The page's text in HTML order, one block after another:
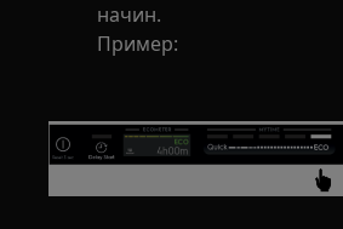
начин.
Пример: